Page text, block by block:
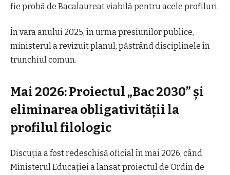
fie probă de Bacalaureat viabilă pentru acele profiluri.
În vara anului 2025, în urma presiunilor publice,
ministerul a revizuit planul, păstrând disciplinele în
trunchiul comun.
Mai 2026: Proiectul „Bac 2030” şi
eliminarea obligativităţii la
profilul filologic
Discuţia a fost redeschisă oficial în mai 2026, când
Ministerul Educaţiei a lansat proiectul de Ordin de